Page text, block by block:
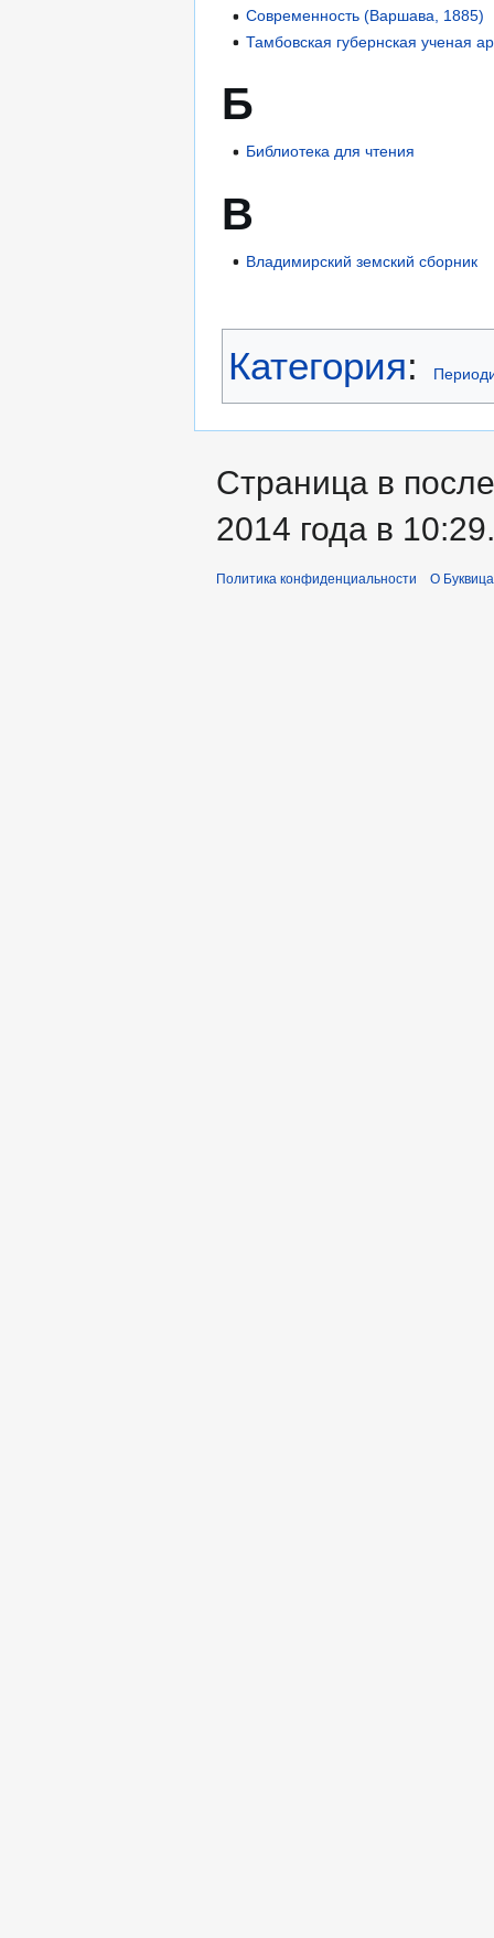
Современность (Варшава, 1885)
Тамбовская губернская ученая
Б
Библиотека для чтения
В
Владимирский земский сборник
Категория:
Страница в
2014 года в 10:29.
Политика конфиденциальности О Буквица